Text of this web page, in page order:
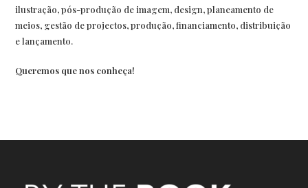
ilustração, pós-produção de imagem, design, planeamento de
meios, gestão de projectos, produção, financiamento, distribuição
e lançamento.
Queremos que nos conheça!